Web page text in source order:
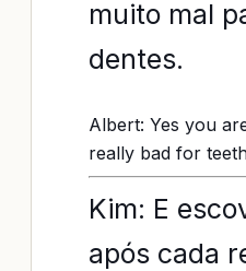
muito mal
dentes.
Albert: Yes you
really bad for
Kim: E
após cada